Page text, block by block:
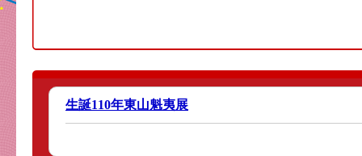
生誕110年東山魁夷展